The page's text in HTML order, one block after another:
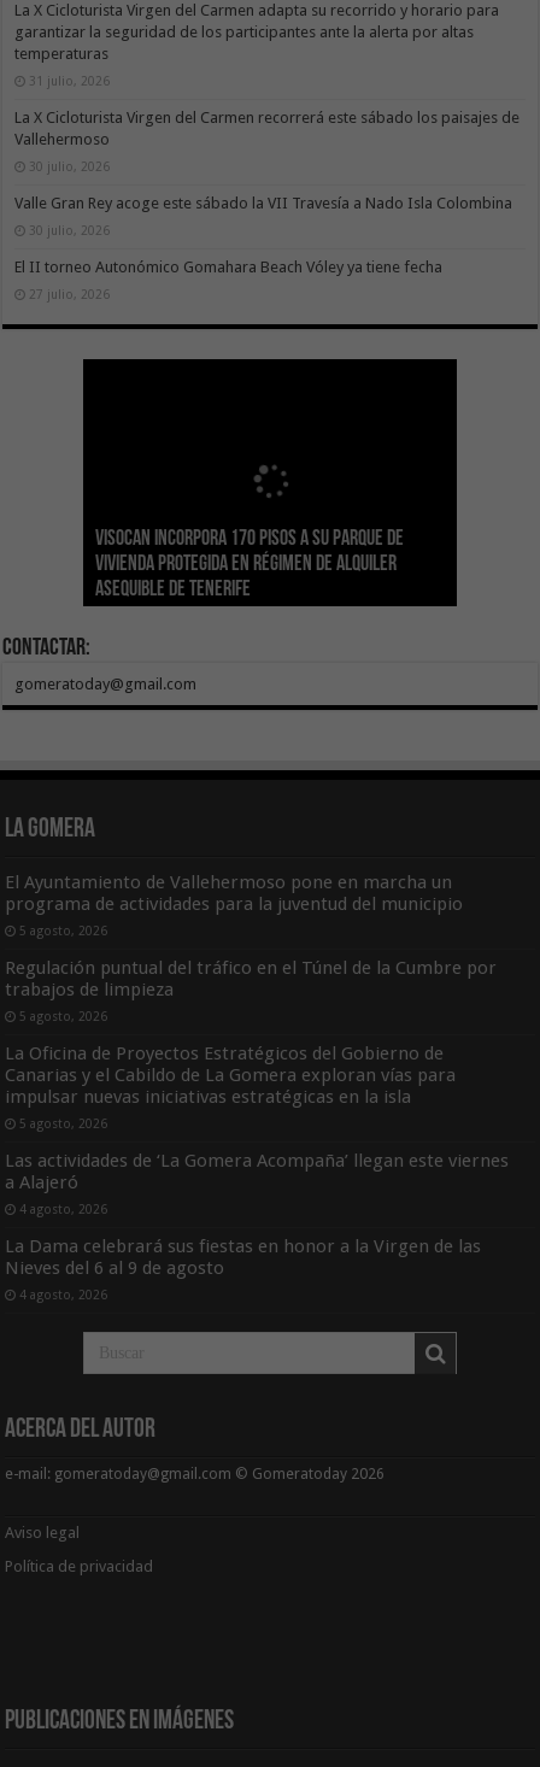
La X Cicloturista Virgen del Carmen adapta su recorrido y horario para
garantizar la seguridad de los participantes ante la alerta por altas
temperaturas
31 julio, 2026
La X Cicloturista Virgen del Carmen recorrerá este sábado los paisajes de
Vallehermoso
30 julio, 2026
Valle Gran Rey acoge este sábado la VII Travesía a Nado Isla Colombina
30 julio, 2026
El II torneo Autonómico Gomahara Beach Vóley ya tiene fecha
27 julio, 2026
Visocan incorpora 170 pisos a su parque de
vivienda protegida en régimen de alquiler
asequible de Tenerife
Sanidad refuerza la capacidad diagnóstica de
los centros de salud con el impulso de la
ecografía clínica
El Gobierno de Canarias convoca el Concurso de
Sal Marina Agrocanarias 2026
Transición despliega un sistema fotovoltaico
autónomo en los edificios del Parque Nacional
del Teide
La ESSSCAN inicia la formación en primeros
auxilios para árbitros deportivos dentro del
Proyecto Ganar
El Gobierno de Canarias concede ayudas por
valor de 1,19M€ a las Cofradías de Pescadores
para sufragar sus gastos corrientes
Contactar:
gomeratoday@gmail.com
La Gomera
El Ayuntamiento de Vallehermoso pone en marcha un
programa de actividades para la juventud del municipio
5 agosto, 2026
Regulación puntual del tráfico en el Túnel de la Cumbre por
trabajos de limpieza
5 agosto, 2026
La Oficina de Proyectos Estratégicos del Gobierno de
Canarias y el Cabildo de La Gomera exploran vías para
impulsar nuevas iniciativas estratégicas en la isla
5 agosto, 2026
Las actividades de ‘La Gomera Acompaña’ llegan este viernes
a Alajeró
4 agosto, 2026
La Dama celebrará sus fiestas en honor a la Virgen de las
Nieves del 6 al 9 de agosto
4 agosto, 2026
Acerca del Autor
e-mail: gomeratoday@gmail.com © Gomeratoday 2026
Aviso legal
Política de privacidad
Publicaciones en Imágenes